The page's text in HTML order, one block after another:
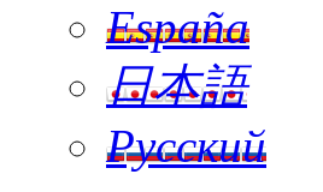
España
日本語
Русский